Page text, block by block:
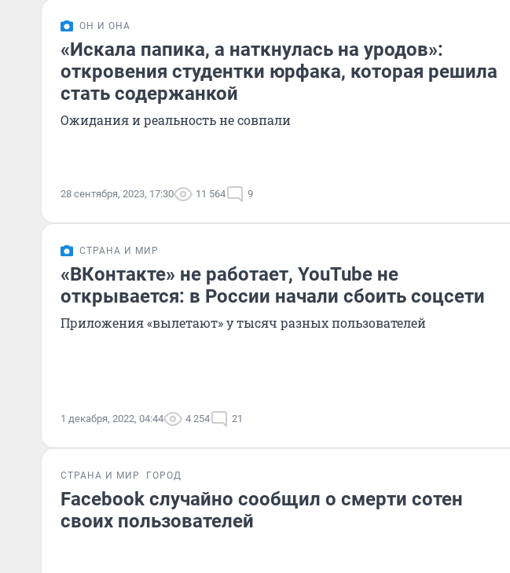
ОН И ОНА
«Искала папика, а наткнулась на уродов»:
откровения студентки юрфака, которая решила
стать содержанкой
Ожидания и реальность не совпали
28 сентября, 2023, 17:30 11 564 9
СТРАНА И МИР
«ВКонтакте» не работает, YouTube не
открывается: в России начали сбоить соцсети
Приложения «вылетают» у тысяч разных пользователей
1 декабря, 2022, 04:44 4 254 21
СТРАНА И МИР ГОРОД
Facebook случайно сообщил о смерти сотен
своих пользователей